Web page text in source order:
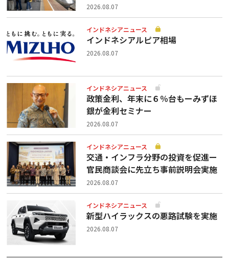
2026.08.07
インドネシアニュース
インドネシアルピア相場
2026.08.07
インドネシアニュース
政策金利、年末に６％台もーみずほ
銀が金利セミナー
2026.08.07
インドネシアニュース
交通・インフラ分野の投資を促進ー
官民商談会に先立ち事前説明会実施
2026.08.07
インドネシアニュース
新型ハイラックスの悪路試験を実施
2026.08.07